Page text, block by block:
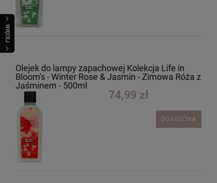
WIĘCEJ
Olejek do lampy zapachowej Kolekcja Life in
Bloom's - Winter Rose & Jasmin - Zimowa Róża z
Jaśminem - 500ml
74,99 zł
DO KOSZYKA